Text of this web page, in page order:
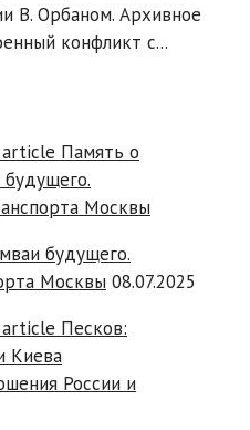
В. Орбаном. Архивное
конфликт с...
будущего.
Москвы 08.07.2025